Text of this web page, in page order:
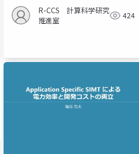
R-CCS 計算科学研究
推進室
424